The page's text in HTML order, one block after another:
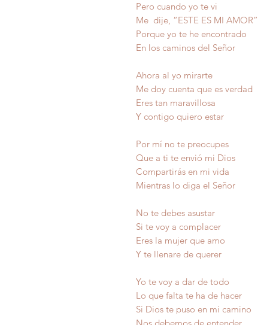
Pero cuando yo te vi
Me dije, “ESTE ES MI AMOR”
Porque yo te he encontrado
En los caminos del Señor
Ahora al yo mirarte
Me doy cuenta que es verdad
Eres tan maravillosa
Y contigo quiero estar
Por mí no te preocupes
Que a ti te envió mi Dios
Compartirás en mi vida
Mientras lo diga el Señor
No te debes asustar
Si te voy a complacer
Eres la mujer que amo
Y te llenare de querer
Yo te voy a dar de todo
Lo que falta te ha de hacer
Si Dios te puso en mi camino